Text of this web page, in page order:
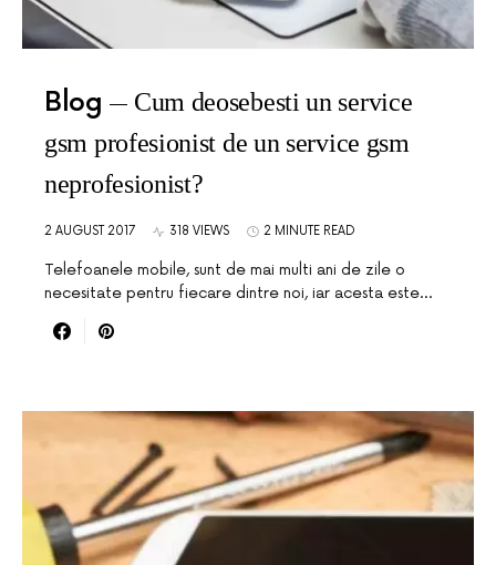
Blog
Cum deosebesti un service
gsm profesionist de un service gsm
neprofesionist?
2 AUGUST 2017 318 VIEWS 2 MINUTE READ
Telefoanele mobile, sunt de mai multi ani de zile o
necesitate pentru fiecare dintre noi, iar acesta este…